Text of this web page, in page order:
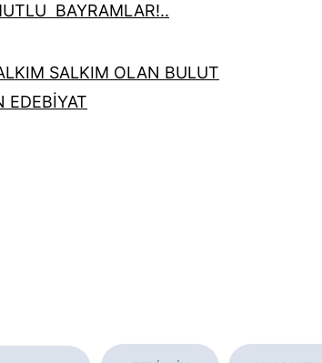
SALKIM OLAN BULUT
BAYRAMLAR!..
EDEBİYAT